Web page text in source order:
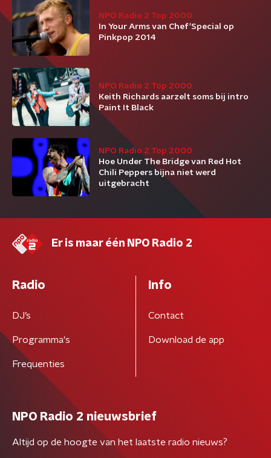
NPO Radio 2 Top 2000
In Your Arms van Chef'Special op
Pinkpop 2014
NPO Radio 2 Top 2000
Keith Richards aarzelt soms bij intro
Paint It Black
NPO Radio 2 Top 2000
Hoe Under The Bridge van Red Hot
Chili Peppers bijna niet werd
uitgebracht
Er is maar één NPO Radio 2
Radio
DJ’s
Programma's
Frequenties
Info
Contact
Download de app
NPO Radio 2 nieuwsbrief
Altijd op de hoogte van het laatste radio nieuws?